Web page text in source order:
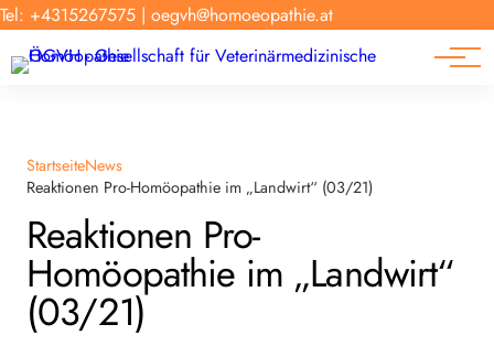
Tel: +4315267575 | oegvh@homoeopathie.at
Tierarzt-Suche
Forschung
News
StartseiteNews
Reaktionen Pro-Homöopathie im „Landwirt“ (03/21)
Reaktionen Pro-
Homöopathie im „Landwirt“
(03/21)